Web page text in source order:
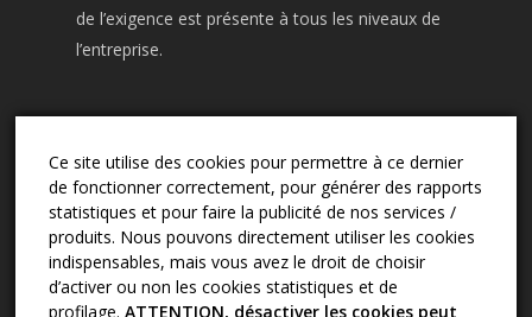
de l’exigence est présente à tous les niveaux de
l’entreprise.
CONTACT
03.24.57.02.13
sape.2d@wanadoo.fr
17 rue Camille Didier - 08000 Charleville-
Mézières
Ce site utilise des cookies pour permettre à ce dernier
de fonctionner correctement, pour générer des rapports
statistiques et pour faire la publicité de nos services /
produits. Nous pouvons directement utiliser les cookies
indispensables, mais vous avez le droit de choisir
d’activer ou non les cookies statistiques et de
profilage.ATTENTION, désactiver les cookies peut